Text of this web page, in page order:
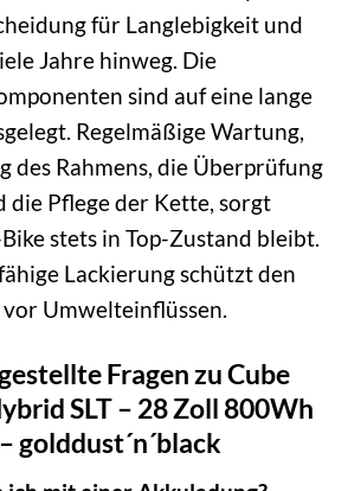
für Langlebigkeit und
Jahre hinweg. Die
sind auf eine lange
Regelmäßige Wartung,
des Rahmens, die Überprüfung
die Pflege der Kette, sorgt
stets in Top-Zustand bleibt.
Lackierung schützt den
Umwelteinflüssen.
Fragen zu Cube
SLT – 28 Zoll 800Wh
golddust´n´black